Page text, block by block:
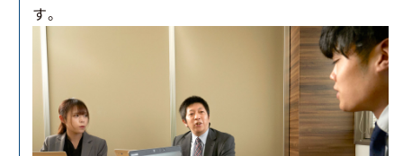
す。